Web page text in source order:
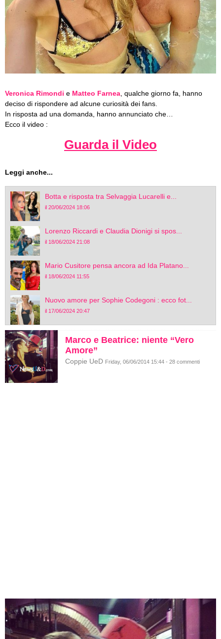
Veronica Rimondi e Matteo Farnea , qualche giorno fa, hanno
deciso di rispondere ad alcune curiosità dei fans.
In risposta ad una domanda, hanno annunciato che…
Ecco il video :
Guarda il Video
Leggi anche...
Botta e risposta tra Selvaggia Lucarelli e...
il 20/06/2024 18:06
Lorenzo Riccardi e Claudia Dionigi si spos...
il 18/06/2024 21:08
Mario Cusitore pensa ancora ad Ida Platano...
il 18/06/2024 11:55
Nuovo amore per Sophie Codegoni : ecco fot...
il 17/06/2024 20:47
Marco e Beatrice: niente “Vero
Amore”
Coppie UeD Friday, 06/06/2014 15:44 - 28 commenti